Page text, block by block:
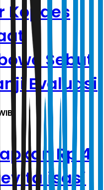
Kopdes
Sebut
Evaluasi
Rp 4